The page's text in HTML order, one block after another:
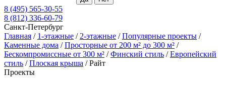
8 (495) 565-30-55
8 (812) 336-60-79
Санкт-Петербург
Главная / 1-этажные / 2-этажные /Популярные проекты /
Каменные дома /Просторные от 200 м² до 300 м² /
Бескомпромиссные от 300 м² /Финский стиль /Европейский
стиль /Плоская крыша /Райт
Проекты